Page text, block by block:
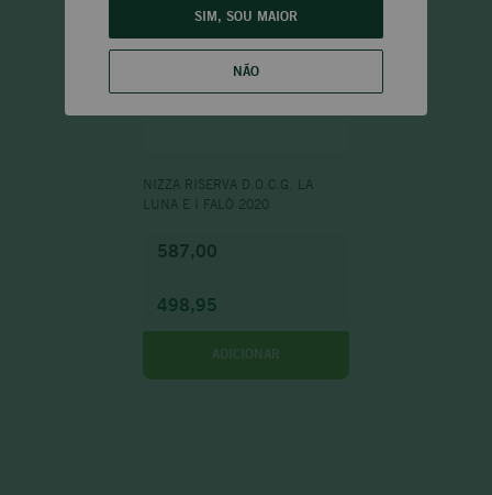
SIM, SOU MAIOR
NÃO
NIZZA RISERVA D.O.C.G. LA
LUNA E I FALÒ 2020
587,00
498,95
ADICIONAR